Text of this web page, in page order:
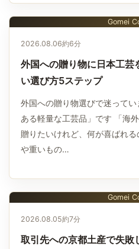
Gomei
2026.08.06約6分
外国への贈り物に日本工芸
い選び方5ステップ
外国への贈り物選びで迷って
ある軽量な工芸品」です 「海
贈りたいけれど、何が喜ばれ
や重いもの…
Gomei
2026.08.05約7分
取引先への京都土産で失敗